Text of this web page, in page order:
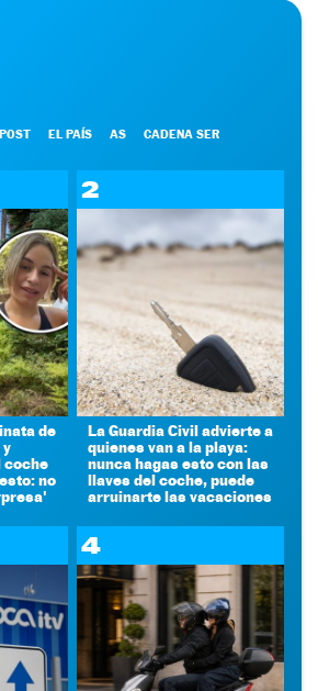
EL PAÍS AS CADENA SER
de
coche
no
2
La Guardia Civil advierte a
quienes van a la playa:
nunca hagas esto con las
llaves del coche, puede
arruinarte las vacaciones
4